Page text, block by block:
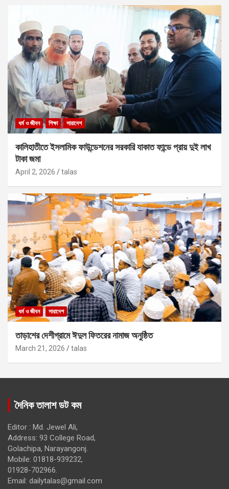
ধর্ম ও জীবন শিক্ষা সারাদেশ
কালিহাতীতে ইসলামিক ফাউন্ডেশনের সরকারি যাকাত ফান্ডে প্রায় দুই লাখ
টাকা জমা
April 2, 2026 talas
ধর্ম ও জীবন সারাদেশ
তাড়াশের দেশীগ্রামে ঈদুল ফিতরের নামাজ অনুষ্ঠিত
March 21, 2026 talas
দৈনিক তালাশ ডট কম
Editor : Md. Jewel Ali,
Address: 93 College Road,
Golachipa, Narayangonj.
Mobile: 01818-939232,
01928-702966.
Email: dailytalas@gmail.com